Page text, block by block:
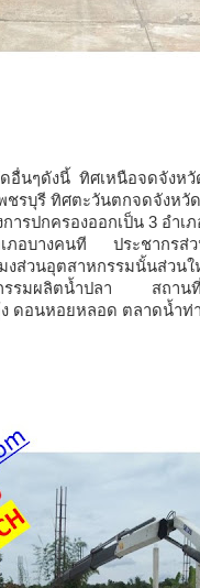
อื่นๆดังนี้ ทิศเหนือจดจังหวั
รบุรี ทิศตะวันตกจดจังหวั
รปกครองออกเป็น 3 อำเ
เภอบางคนที ประชากรส่
งส่วนอุตสาหกรรมนั้นส่วน
รรมผลิตน้ำปลา สถานที่
ดอนหอยหลอด ตลาดน้ำท่